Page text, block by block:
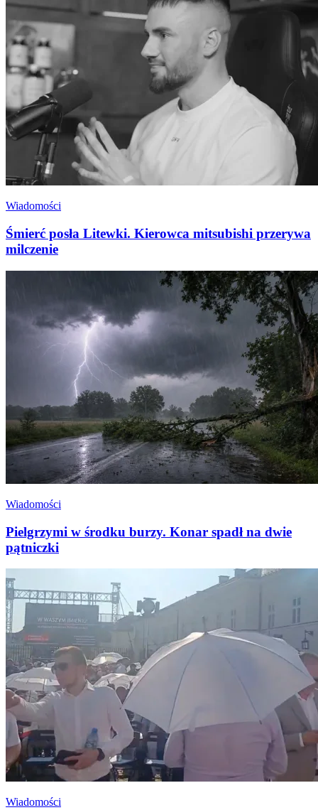
Wiadomości
Śmierć posła Litewki. Kierowca mitsubishi przerywa
milczenie
Wiadomości
Pielgrzymi w środku burzy. Konar spadł na dwie
pątniczki
Wiadomości